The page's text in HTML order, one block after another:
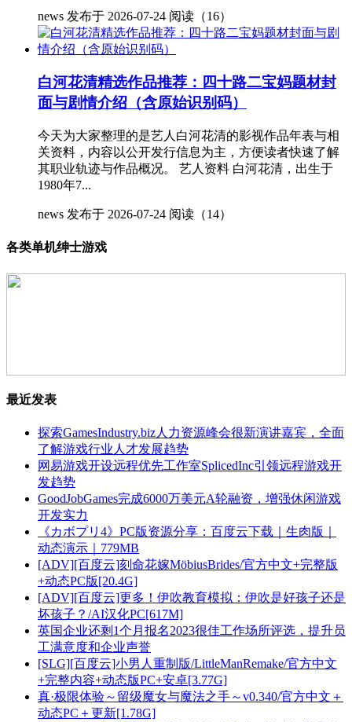
news 发布于 2026-07-24 阅读（16）
白河花清精选作品推荐：四十路二宝妈题材封
面与剧情介绍（含原始识别码）
今天为大家整理的是艺人白河花清的影视作品年表与相
关资料，内容以公开发行信息为主，方便读者快速了解
其职业轨迹与作品概况。 艺人资料 白河花清，出生于
1980年7...
news 发布于 2026-07-24 阅读（14）
各类单机绅士游戏
最近发表
探索GamesIndustry.biz人力资源峰会很新演讲嘉宾，全面
了解游戏行业人才发展趋势
网易游戏开设远程优先工作室SplicedInc引领远程游戏开
发趋势
GoodJobGames完成6000万美元A轮融资，增强休闲游戏
开发实力
《カボプリ4》PC版资源分享：百度云下载｜生肉版｜
动态演示｜779MB
[ADV][百度云]刻命花嫁MöbiusBrides/官方中文+完整版
+动态PC版[20.4G]
[ADV][百度云]更多！伊吹教育模拟：伊吹是好孩子还是
坏孩子？/AI汉化PC[617M]
英国企业还剩1个月报名2023很佳工作场所评选，提升员
工满意度和企业声誉
[SLG][百度云]小男人重制版/LittleManRemake/官方中文
+完整内容+动态版PC+安卓[3.77G]
真·极限体验～留级魔女与魔法之手～v0.340/官方中文＋
动态PC＋更新[1.78G]